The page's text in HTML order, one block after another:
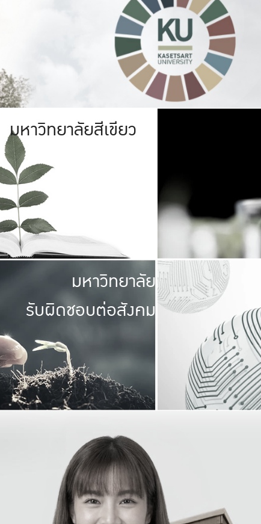
มหาวิทยาลัยสีเขียว
มหาวิทยาลัย
รับผิดชอบต่อสังคม